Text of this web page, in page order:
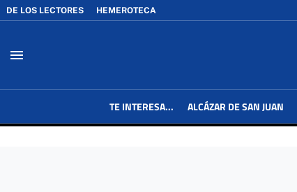
DE LOS LECTORES HEMEROTECA
menu
TE INTERESA... ALCÁZAR DE SAN JUAN